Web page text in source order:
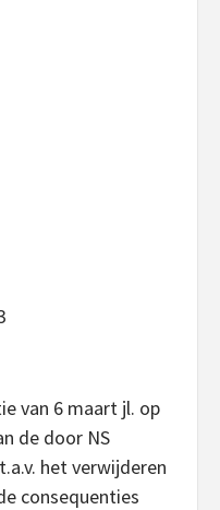
van 6 maart jl. op
de door NS
het verwijderen
consequenties